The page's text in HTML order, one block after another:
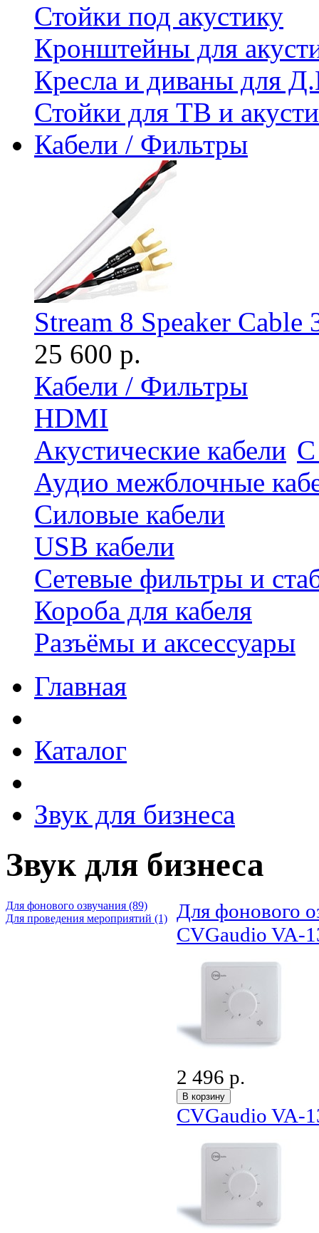
Стойки под акустику
Кронштейны для
Кресла и диваны для
Стойки для ТВ и
Кабели / Фильтры
Stream 8 Speaker Cable
25 600 р.
Кабели / Фильтры
HDMI
Акустические кабели С
Аудио межблочные
Силовые кабели
USB кабели
Сетевые фильтры и
Короба для кабеля
Разъёмы и аксессуары
Главная
Каталог
Звук для бизнеса
Звук для бизнеса
Для фонового озвучания (89)
Для проведения мероприятий (1)
Для фонового
CVGaudio VA-
2 496 р.
CVGaudio VA-